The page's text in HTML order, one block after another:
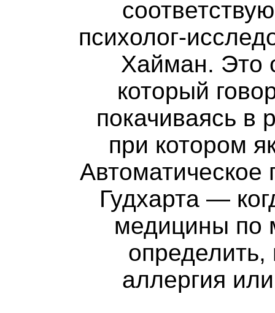
психолог-
Хайман. Это
который
покачиваясь в
при котором
Автоматическое
Гудхарта —
медицины по
определить,
аллергия